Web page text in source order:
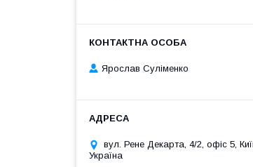
Ярослав Суліменко
вул. Рене Декарта, 4/2, офіс 5,
Україна